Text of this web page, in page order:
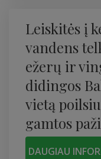
Leiskitės į
vandens
ežerų ir
didingos
vietą
gamtos
DAUGIAU